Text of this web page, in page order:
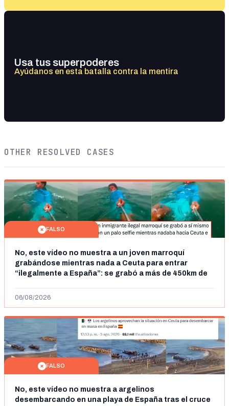
Usa tus superpoderes
Ayúdanos en esta batalla contra la mentira
OTHER RESOLVED CASES
FALSO
No, este vídeo no muestra a un joven marroquí
grabándose mientras nada a Ceuta para entrar
“ilegalmente a España”: se grabó a más de 450km de
06/08/2026
FALSO
No, este vídeo no muestra a argelinos
desembarcando en una playa de España tras el cruce